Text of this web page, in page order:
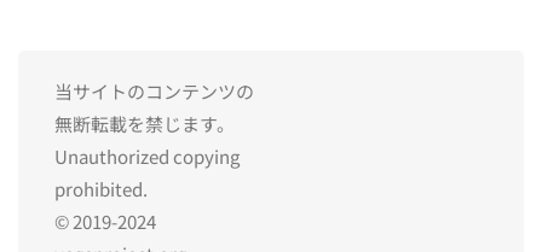
当サイトのコンテンツの
無断転載を禁じます。
Unauthorized copying
prohibited.
© 2019-2024